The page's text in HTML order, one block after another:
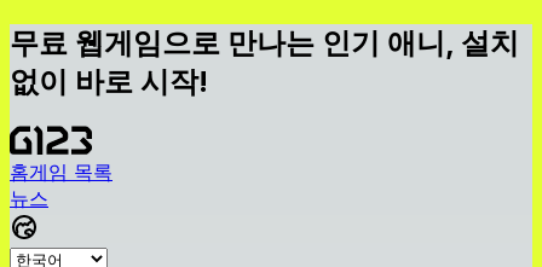
무료 웹게임으로 만나는 인기 애니, 설치
없이 바로 시작!
홈게임 목록
뉴스